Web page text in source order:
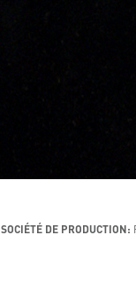
SOCIÉTÉ DE PRODUCTION: